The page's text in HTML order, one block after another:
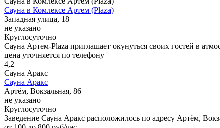
Сауна в Комлексе Артем (Plaza)
Западная улица, 18
не указано
Круглосуточно
Сауна Артем-Plaza приглашает окунуться своих гостей в
цена уточняется по телефону
4,2
Сауна Аракс
Сауна Аракс
Артём, Вокзальная, 86
не указано
Круглосуточно
Заведение Сауна Аракс расположилось по адресу Артём,